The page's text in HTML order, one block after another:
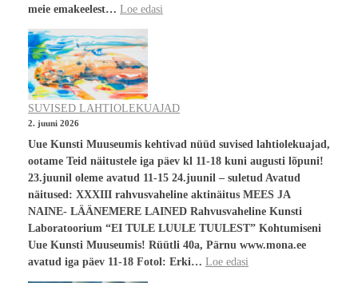
meie emakeelest… Loe edasi
SUVISED LAHTIOLEKUAJAD
2. juuni 2026
Uue Kunsti Muuseumis kehtivad nüüd suvised lahtiolekuajad,
ootame Teid näitustele iga päev kl 11-18 kuni augusti lõpuni!
23.juunil oleme avatud 11-15 24.juunil – suletud Avatud
näitused: XXXIII rahvusvaheline aktinäitus MEES JA
NAINE- LÄÄNEMERE LAINED Rahvusvaheline Kunsti
Laboratoorium “EI TULE LUULE TUULEST” Kohtumiseni
Uue Kunsti Muuseumis! Rüütli 40a, Pärnu www.mona.ee
avatud iga päev 11-18 Fotol: Erki… Loe edasi